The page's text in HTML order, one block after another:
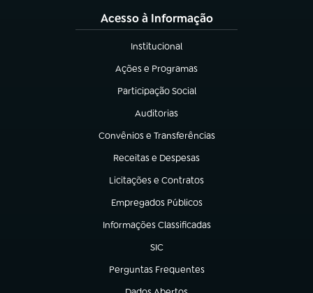
Acesso à Informação
Institucional
(abre em nova aba)
Ações e Programas
(abre em nova aba)
Participação Social
(abre em nova aba)
Auditorias
(abre em nova aba)
Convênios e Transferências
(abre em nova aba)
Receitas e Despesas
(abre em nova aba)
Licitações e Contratos
(abre em nova aba)
Empregados Públicos
(abre em nova aba)
Informações Classificadas
(abre em nova aba)
SIC
(abre em nova aba)
Perguntas Frequentes
(abre em nova aba)